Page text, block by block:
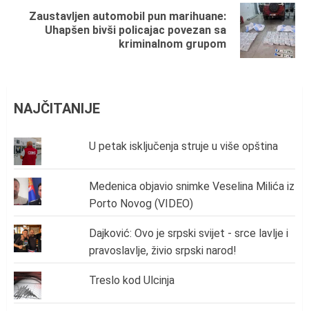
Zaustavljen automobil pun marihuane:
Uhapšen bivši policajac povezan sa
kriminalnom grupom
NAJČITANIJE
U petak isključenja struje u više opština
Medenica objavio snimke Veselina Milića iz
Porto Novog (VIDEO)
Dajković: Ovo je srpski svijet - srce lavlje i
pravoslavlje, živio srpski narod!
Treslo kod Ulcinja